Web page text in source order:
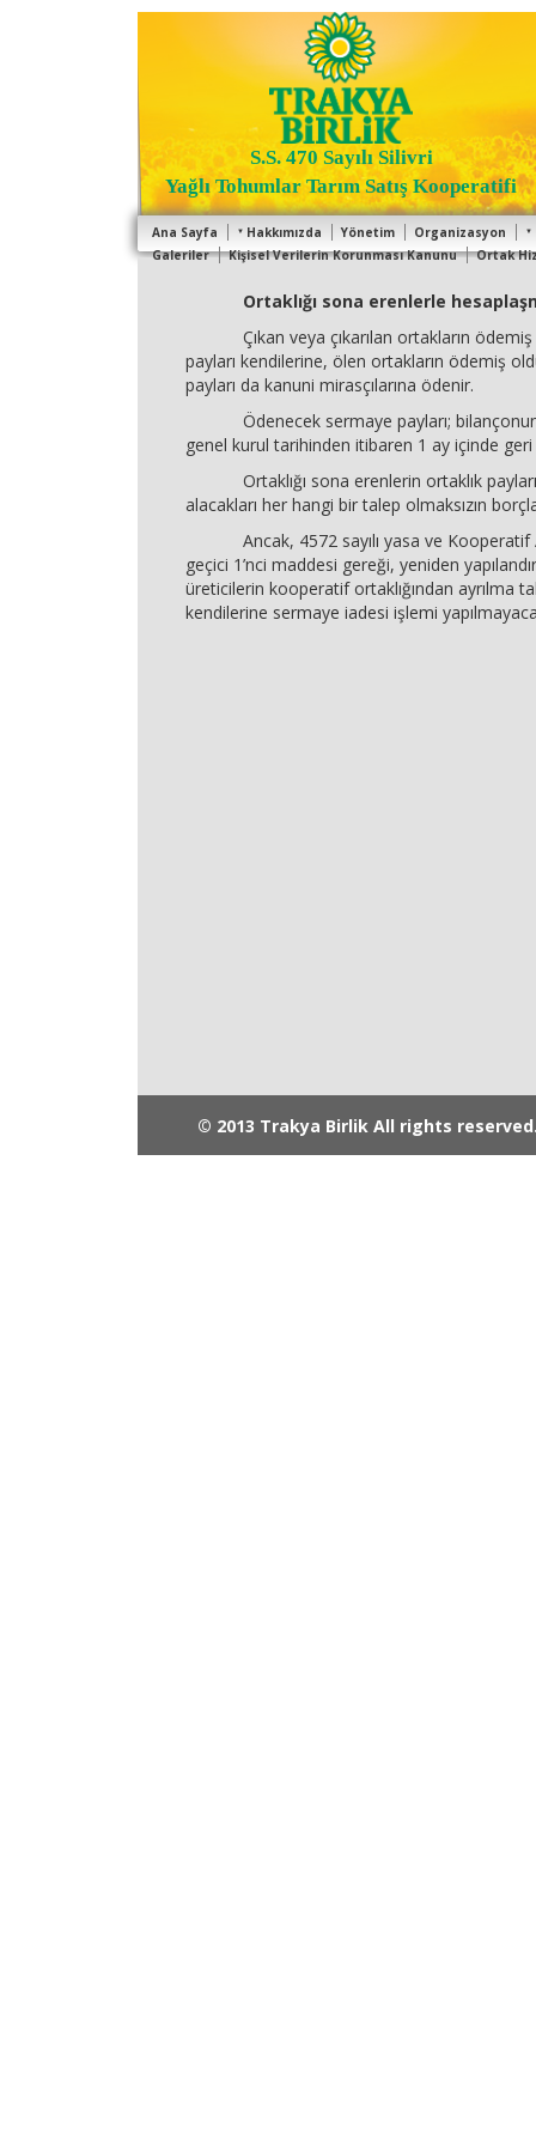
S.S. 470 Sayılı Silivri
Yağlı Tohumlar Tarım Satış Kooperatifi
Ana Sayfa Hakkımızda Yönetim Organizasyon
Galeriler
Kişisel Verilerin Korunması Kanunu Ortak
Ortaklığı sona erenlerle
Çıkan veya çıkarılan ortakların ödemiş
payları kendilerine, ölen ortakların ödemiş
payları da kanuni mirasçılarına ödenir.
Ödenecek sermaye payları; bilançonun
genel kurul tarihinden itibaren 1 ay içinde geri
Ortaklığı sona erenlerin ortaklık
alacakları her hangi bir talep olmaksızın
Ancak, 4572 sayılı yasa ve Kooperatif
geçici 1’nci maddesi gereği, yeniden
üreticilerin kooperatif ortaklığından ayrılma
kendilerine sermaye iadesi işlemi
© 2013 Trakya Birlik All rights